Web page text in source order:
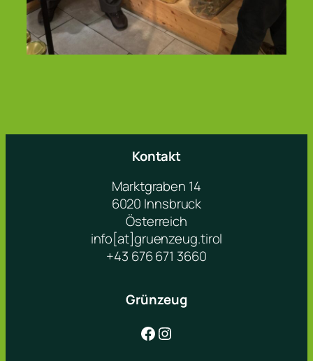
Kontakt
Marktgraben 14
6020 Innsbruck
Österreich
info[at]gruenzeug.tirol
+43 676 671 3660
Grünzeug
Facebook Instagram